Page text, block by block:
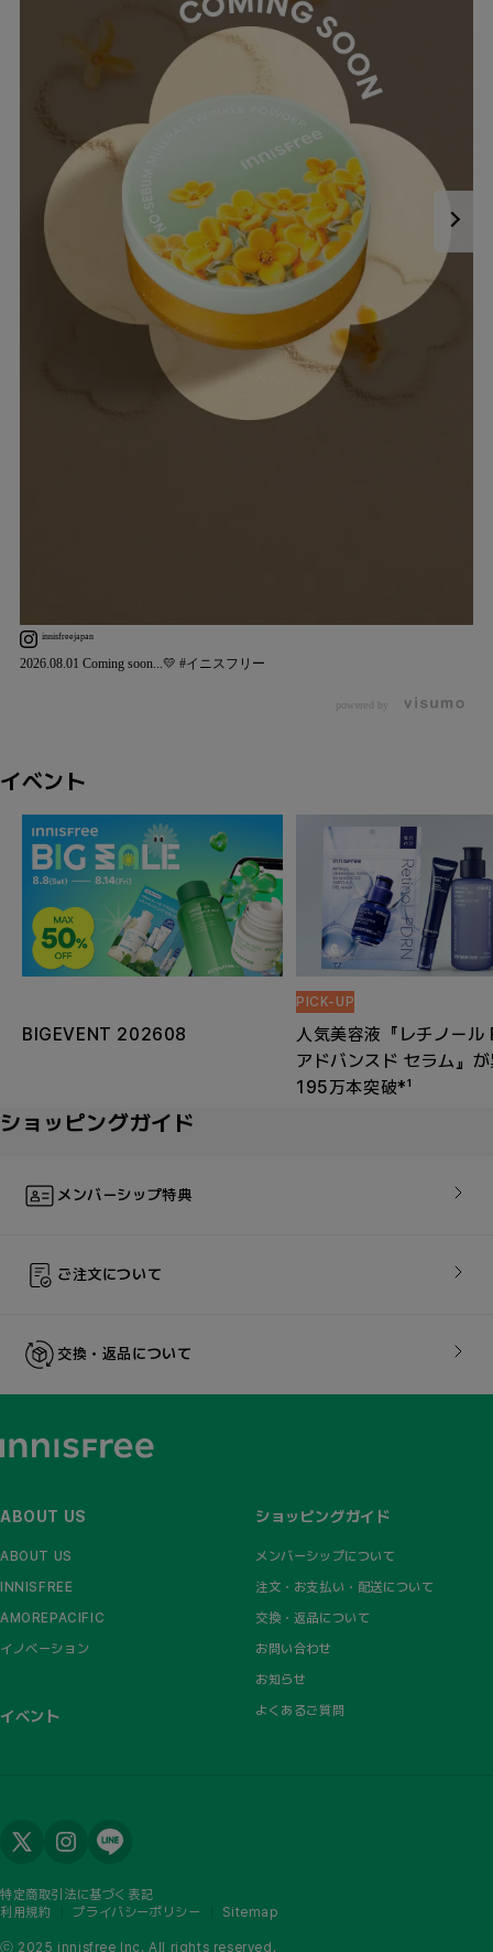
innisfreejapan
2026.08.01 Coming soon...💛 #イニスフリー
powered by
イベント
BIGEVENT 202608
PICK-UP
人気美容液『レチノール
アドバンスド セラム』
195万本突破*¹
ショッピングガイド
メンバーシップ特典
ご注文について​
交換・返品について​
ABOUT US
ABOUT US
INNISFREE
AMOREPACIFIC​
イノベーション​
イベント
ショッピングガイド
メンバーシップについて​
注文・お支払い・配送について​
交換・返品について
お問い合わせ
お知らせ​
よくあるご質問​
特定商取引法に基づく表記
利用規約
プライバシーポリシー Sitemap
ⓒ 2025 innisfree Inc. All rights reserved.